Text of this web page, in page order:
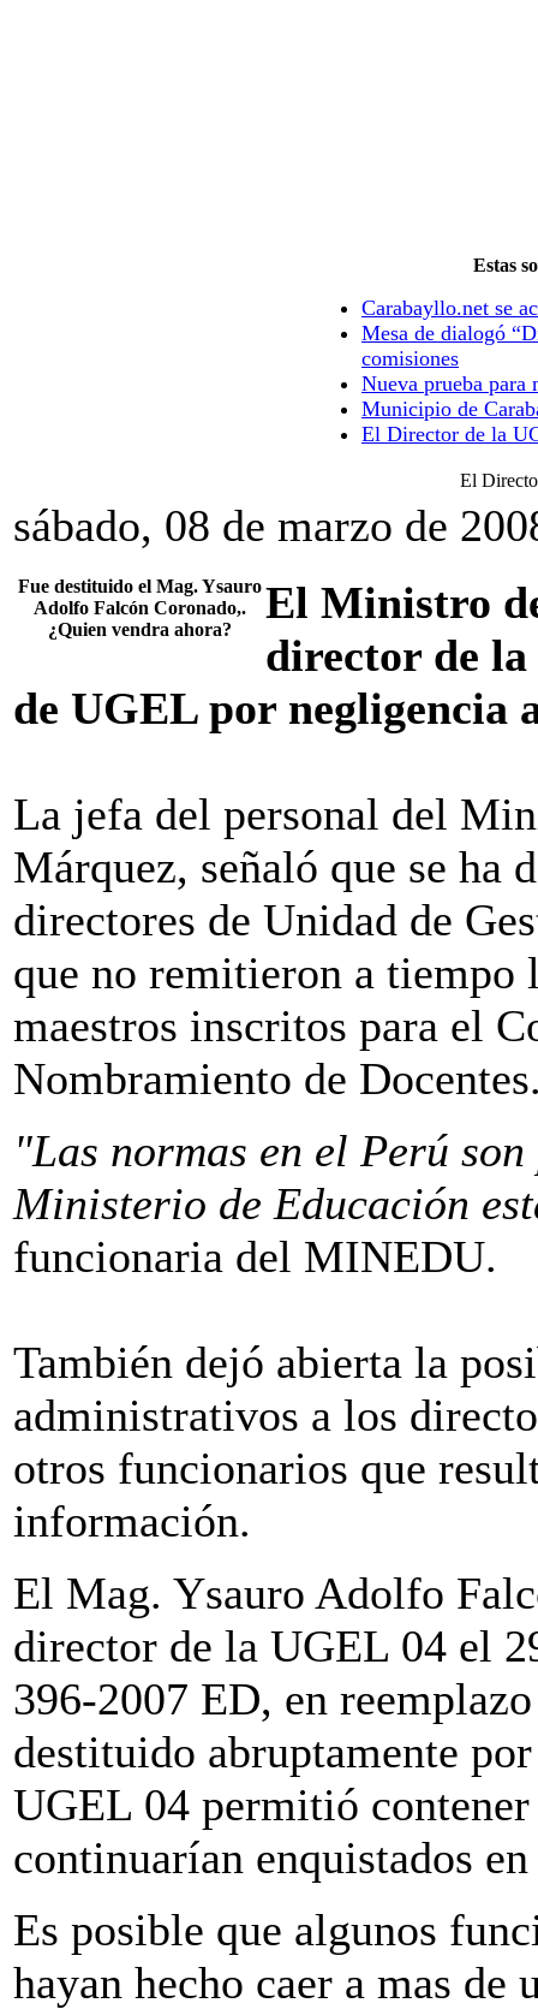
Estas
Carabayllo.net se
Mesa de dialogó
comisiones
Nueva prueba para
Municipio de
El Director de la
El
sábado, 08 de marzo de
Fue destituido el Mag. Ysauro
Adolfo Falcón Coronado,.
¿Quien vendra ahora?
El Ministro
director de
de UGEL por negligencia
La jefa del personal del
Márquez, señaló que se ha
directores de Unidad de
que no remitieron a tiempo
maestros inscritos para el
Nombramiento de
"Las normas en el Perú
Ministerio de Educación
funcionaria del MINEDU.
También dejó abierta la
administrativos a los
otros funcionarios que
información.
El Mag. Ysauro Adolfo
director de la UGEL 04 el
396-2007 ED, en
destituido abruptamente
UGEL 04 permitió
continuarían enquistados
Es posible que algunos
hayan hecho caer a mas